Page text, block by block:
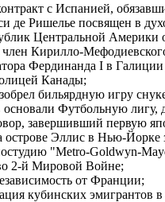
с Испанией,
де Ришелье посвящен в
Центральной Америки
Кирилло-
Фердинанда I в
Канады;
бильярдную игру
основали Футбольную
завершивший первую
Эллис в Нью-Йорке
"Metro-Goldwyn-
2-й Мировой Войне;
от Франции;
кубинских